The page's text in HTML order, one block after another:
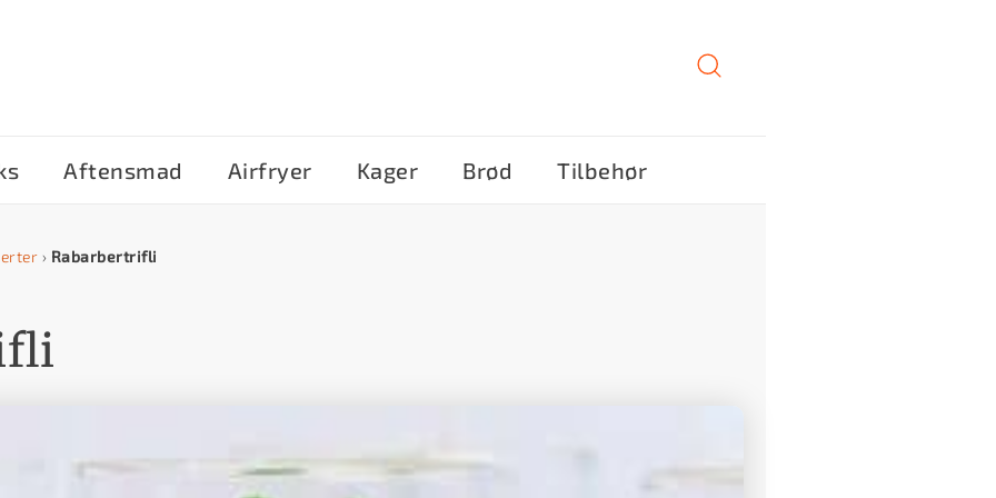
Aftensmad Airfryer Kager Brød Tilbehør
› Rabarbertrifli